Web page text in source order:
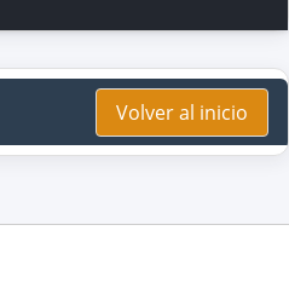
Volver al inicio